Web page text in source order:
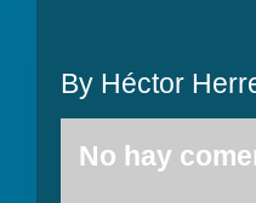
By Héctor
No hay